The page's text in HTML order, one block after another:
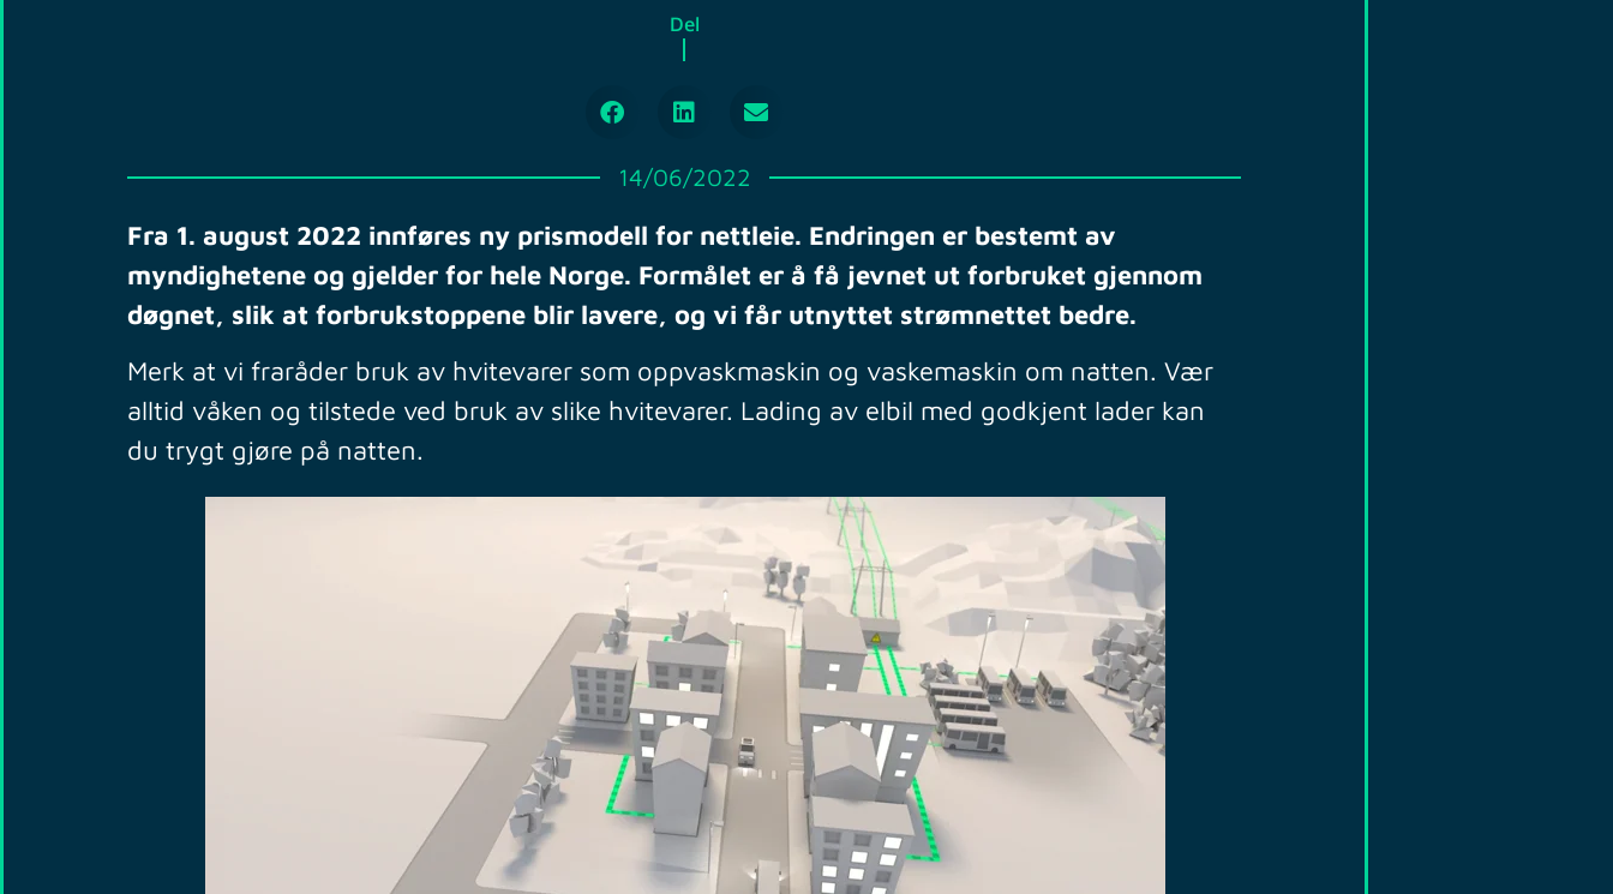
Del
14/06/2022
Fra 1. august 2022 innføres ny prismodell for nettleie. Endringen er bestemt av
myndighetene og gjelder for hele Norge. Formålet er å få jevnet ut forbruket gjennom
døgnet, slik at forbrukstoppene blir lavere, og vi får utnyttet strømnettet bedre.
Merk at vi fraråder bruk av hvitevarer som oppvaskmaskin og vaskemaskin om natten. Vær
alltid våken og tilstede ved bruk av slike hvitevarer. Lading av elbil med godkjent lader kan
du trygt gjøre på natten.